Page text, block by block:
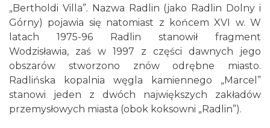
„Bertholdi Villa”. Nazwa Radlin (jako Radlin Dolny i
Górny) pojawia się natomiast z końcem XVI w. W
latach 1975-96 Radlin stanowił fragment
Wodzisławia, zaś w 1997 z części dawnych jego
obszarów stworzono znów odrębne miasto.
Radlińska kopalnia węgla kamiennego „Marcel”
stanowi jeden z dwóch największych zakładów
przemysłowych miasta (obok koksowni „Radlin”).